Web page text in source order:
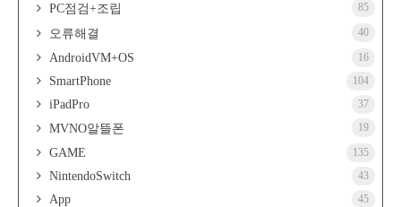
PC점검+조립 85
오류해결 40
AndroidVM+OS 16
SmartPhone 104
iPadPro 37
MVNO알뜰폰 19
GAME 135
NintendoSwitch 43
App 45